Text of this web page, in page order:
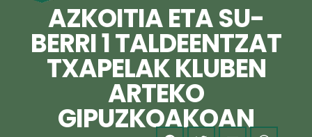
AZKOITIA ETA SU-
BERRI 1 TALDEENTZAT
TXAPELAK KLUBEN
ARTEKO
GIPUZKOAKOAN